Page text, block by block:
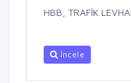
HBB, TRAFİK
İncele